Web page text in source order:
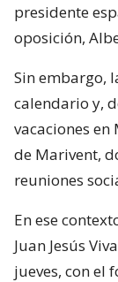
presidente
oposición,
Sin embargo,
calendario y,
vacaciones
de Marivent,
reuniones
En ese
Juan Jesús
jueves, con el